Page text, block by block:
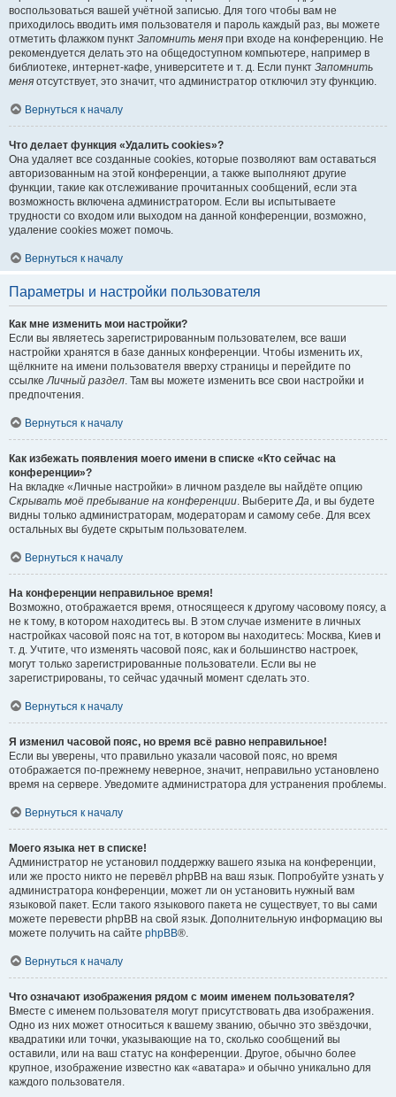
воспользоваться вашей учётной записью. Для того чтобы вам не
приходилось вводить имя пользователя и пароль каждый раз, вы можете
отметить флажком пункт Запомнить меня при входе на конференцию. Не
рекомендуется делать это на общедоступном компьютере, например в
библиотеке, интернет-кафе, университете и т. д. Если пункт Запомнить
меня отсутствует, это значит, что администратор отключил эту функцию.
Вернуться к началу
Что делает функция «Удалить cookies»?
Она удаляет все созданные cookies, которые позволяют вам оставаться
авторизованным на этой конференции, а также выполняют другие
функции, такие как отслеживание прочитанных сообщений, если эта
возможность включена администратором. Если вы испытываете
трудности со входом или выходом на данной конференции, возможно,
удаление cookies может помочь.
Вернуться к началу
Параметры и настройки пользователя
Как мне изменить мои настройки?
Если вы являетесь зарегистрированным пользователем, все ваши
настройки хранятся в базе данных конференции. Чтобы изменить их,
щёлкните на имени пользователя вверху страницы и перейдите по
ссылкеЛичный раздел. Там вы можете изменить все свои настройки и
предпочтения.
Вернуться к началу
Как избежать появления моего имени в списке «Кто сейчас на
конференции»?
На вкладке «Личные настройки» в личном разделе вы найдёте опцию
Скрывать моё пребывание на конференции. ВыберитеДа, и вы будете
видны только администраторам, модераторам и самому себе. Для всех
остальных вы будете скрытым пользователем.
Вернуться к началу
На конференции неправильное время!
Возможно, отображается время, относящееся к другому часовому поясу, а
не к тому, в котором находитесь вы. В этом случае измените в личных
настройках часовой пояс на тот, в котором вы находитесь: Москва, Киев и
т. д. Учтите, что изменять часовой пояс, как и большинство настроек,
могут только зарегистрированные пользователи. Если вы не
зарегистрированы, то сейчас удачный момент сделать это.
Вернуться к началу
Я изменил часовой пояс, но время всё равно неправильное!
Если вы уверены, что правильно указали часовой пояс, но время
отображается по-прежнему неверное, значит, неправильно установлено
время на сервере. Уведомите администратора для устранения проблемы.
Вернуться к началу
Моего языка нет в списке!
Администратор не установил поддержку вашего языка на конференции,
или же просто никто не перевёл phpBB на ваш язык. Попробуйте узнать у
администратора конференции, может ли он установить нужный вам
языковой пакет. Если такого языкового пакета не существует, то вы сами
можете перевести phpBB на свой язык. Дополнительную информацию вы
можете получить на сайте phpBB®.
Вернуться к началу
Что означают изображения рядом с моим именем пользователя?
Вместе с именем пользователя могут присутствовать два изображения.
Одно из них может относиться к вашему званию, обычно это звёздочки,
квадратики или точки, указывающие на то, сколько сообщений вы
оставили, или на ваш статус на конференции. Другое, обычно более
крупное, изображение известно как «аватара» и обычно уникально для
каждого пользователя.